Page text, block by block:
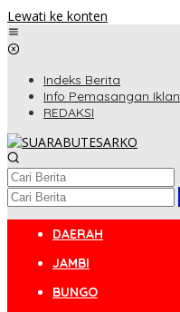
Lewati ke konten
Indeks Berita
Info Pemasangan Iklan
REDAKSI
DAERAH
JAMBI
BUNGO